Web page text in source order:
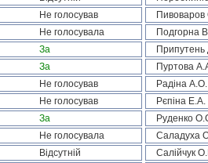
Не голосував
Не голосувала
Подгорна
За
За
Пуртова
Не голосував
Радіна А.О.
Не голосував
Рєпіна Е.А.
За
Руденко
Не голосувала
Саладуха
Відсутній
Салійчук